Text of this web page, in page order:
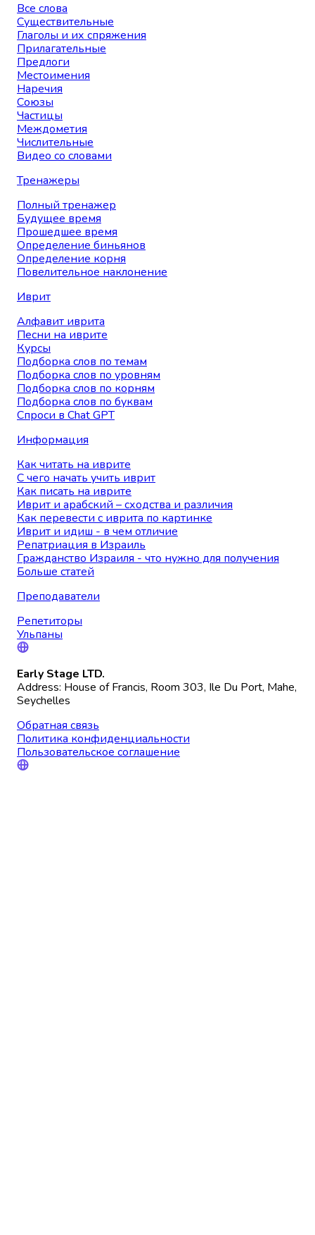
Все слова
Существительные
Глаголы и их спряжения
Прилагательные
Предлоги
Местоимения
Наречия
Союзы
Частицы
Междометия
Числительные
Видео со словами
Тренажеры
Полный тренажер
Будущее время
Прошедшее время
Определение биньянов
Определение корня
Повелительное наклонение
Иврит
Алфавит иврита
Песни на иврите
Курсы
Подборка слов по темам
Подборка слов по уровням
Подборка слов по корням
Подборка слов по буквам
Спроси в Chat GPT
Информация
Как читать на иврите
С чего начать учить иврит
Как писать на иврите
Иврит и арабский – сходства и различия
Как перевести с иврита по картинке
Иврит и идиш - в чем отличие
Репатриация в Израиль
Гражданство Израиля - что нужно для получения
Больше статей
Преподаватели
Репетиторы
Ульпаны
Early Stage LTD.
Address: House of Francis, Room 303, Ile Du Port, Mahe,
Seychelles
Обратная связь
Политика конфиденциальности
Пользовательское соглашение